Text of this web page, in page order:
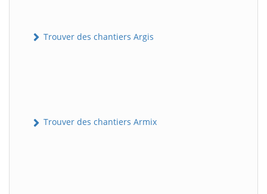
Trouver des chantiers Argis
Trouver des chantiers Armix